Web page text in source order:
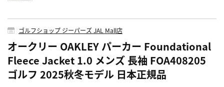
ゴルフショップ ジーパーズ JAL Mall店
オークリー OAKLEY パーカー Foundational
Fleece Jacket 1.0 メンズ 長袖 FOA408205
ゴルフ 2025秋冬モデル 日本正規品